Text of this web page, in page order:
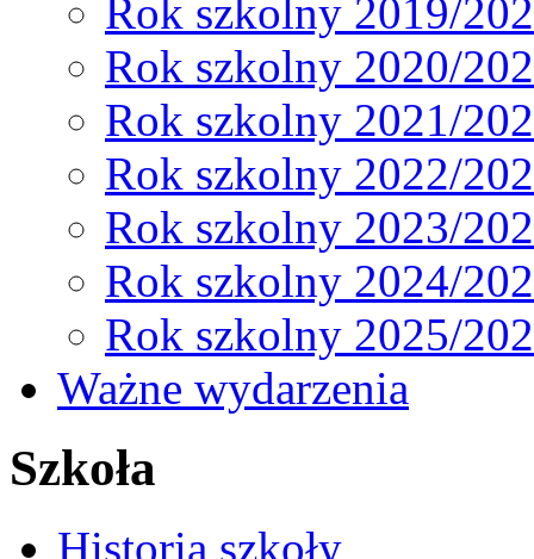
Rok szkolny 2019/
Rok szkolny 2020/
Rok szkolny 2021/
Rok szkolny 2022/
Rok szkolny 2023/
Rok szkolny 2024/
Rok szkolny 2025/
Ważne wydarzenia
Szkoła
Historia szkoły